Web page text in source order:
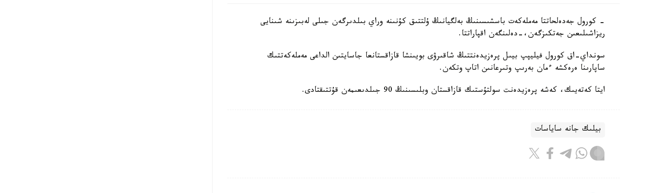
- كورول جەدەلحاتتا مەملەكەت باسشىسىنىڭ بەلگيانىڭ ۇلتتىق كۇنىنە وراي بىلدىرگەن جىلى لەبىزىنە شىنايى
ريزاشىلىعىن جەتكىزگەن،-دەلىنگەن اقپاراتتا.
سونداي-اق كورول فيليپپ بيىل پرەزيدەنتتىڭ شاقىرۋى بويىنشا قازاقستانعا جاسايتىن الداعى مەملەكەتتىك
ساپارىنا ەرەكشە ءمان بەرىپ وتىرعانىن اتاپ وتكەن.
ايتا كەتەيىك، كەشە پرەزيدەنت سولتۇستىك قازاقستان وبلىسىنىڭ 90 جىلدىعىمەن قۇتتىقتادى.
بيلىك جانە ساياسات